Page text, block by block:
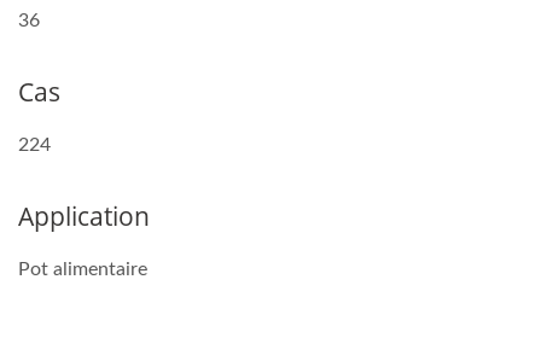
36
Cas
224
Application
Pot alimentaire